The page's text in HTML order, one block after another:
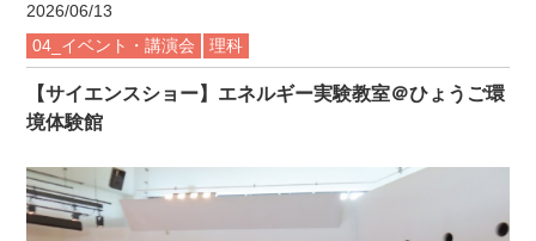
2026/06/13
04_イベント・講演会
理科
【サイエンスショー】エネルギー実験教室＠ひょうご環
境体験館